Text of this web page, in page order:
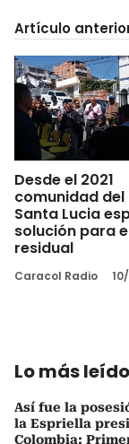
Artículo
Desde el 2021
comunidad
Santa Lucia
solución para
residual
Caracol Radio
Lo más leído
Así fue la
la Espriella
Colombia: